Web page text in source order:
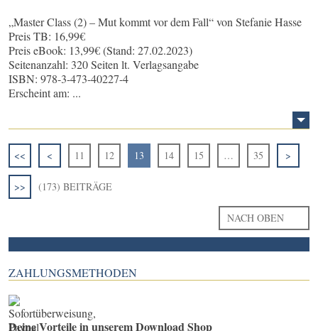
„Master Class (2) – Mut kommt vor dem Fall“ von Stefanie Hasse
Preis TB: 16,99€
Preis eBook: 13,99€ (Stand: 27.02.2023)
Seitenanzahl: 320 Seiten lt. Verlagsangabe
ISBN: 978-3-473-40227-4
Erscheint am: ...
<< < 11 12 13 14 15 … 35 >
>> (173) BEITRÄGE
NACH OBEN
ZAHLUNGSMETHODEN
Deine Vorteile in unserem Download Shop